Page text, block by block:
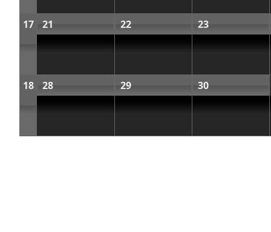
17 21 22 23
18 28 29 30